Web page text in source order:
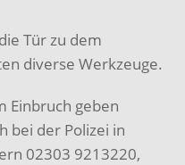
Tür zu dem
diverse Werkzeuge.
Einbruch geben
bei der Polizei in
02303 9213220,